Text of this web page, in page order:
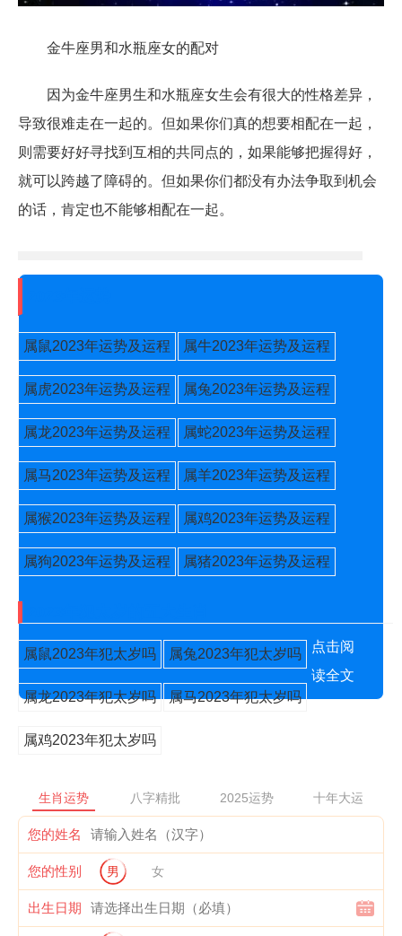
金牛座男和水瓶座女的配对
因为金牛座男生和水瓶座女生会有很大的性格差异，
导致很难走在一起的。但如果你们真的想要相配在一起，
则需要好好寻找到互相的共同点的，如果能够把握得好，
就可以跨越了障碍的。但如果你们都没有办法争取到机会
的话，肯定也不能够相配在一起。
属鼠2023年运势及运程 属牛2023年运势及运程
属虎2023年运势及运程 属兔2023年运势及运程
属龙2023年运势及运程 属蛇2023年运势及运程
属马2023年运势及运程 属羊2023年运势及运程
属猴2023年运势及运程 属鸡2023年运势及运程
属狗2023年运势及运程 属猪2023年运势及运程
属鼠2023年犯太岁吗 属兔2023年犯太岁吗
属龙2023年犯太岁吗 属马2023年犯太岁吗
属鸡2023年犯太岁吗
点击阅
读全文
生肖运势 八字精批 2025运势 十年大运
您的姓名
您的性别 男 女
出生日期